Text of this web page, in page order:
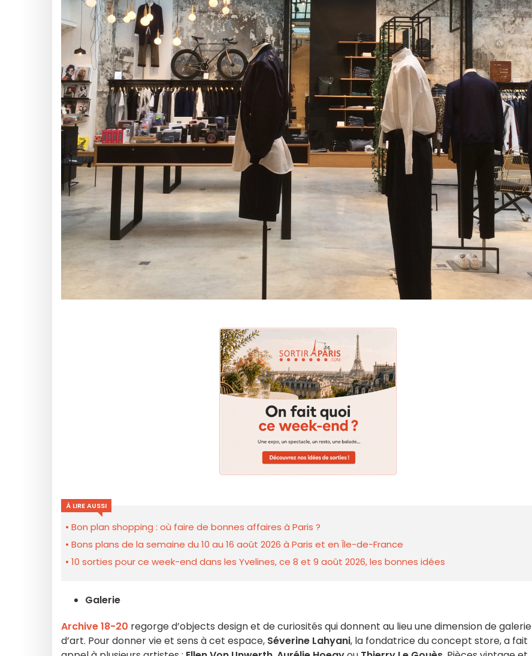
À LIRE AUSSI
Bon plan shopping : où faire de bonnes affaires à Paris ?
Bons plans de la semaine du 10 au 16 août 2026 à Paris et en Île-de-France
10 sorties pour ce week-end dans les Yvelines, ce 8 et 9 août 2026, les bonnes idées
Galerie
Archive 18-20 regorge d’objects design et de curiosités qui donnent au lieu une dimension de galerie
d’art. Pour donner vie et sens à cet espace, Séverine Lahyani, la fondatrice du concept store, a fait